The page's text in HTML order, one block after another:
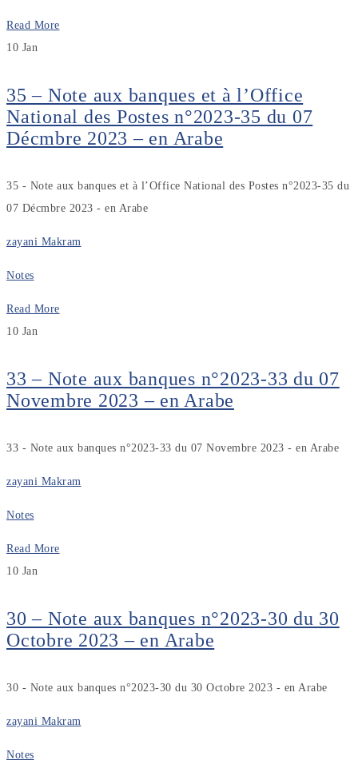
Read More
10 Jan
35 – Note aux banques et à l’Office
National des Postes n°2023-35 du 07
Décmbre 2023 – en Arabe
35 - Note aux banques et à l’Office National des Postes n°2023-35 du
07 Décmbre 2023 - en Arabe
zayani Makram
Notes
Read More
10 Jan
33 – Note aux banques n°2023-33 du 07
Novembre 2023 – en Arabe
33 - Note aux banques n°2023-33 du 07 Novembre 2023 - en Arabe
zayani Makram
Notes
Read More
10 Jan
30 – Note aux banques n°2023-30 du 30
Octobre 2023 – en Arabe
30 - Note aux banques n°2023-30 du 30 Octobre 2023 - en Arabe
zayani Makram
Notes